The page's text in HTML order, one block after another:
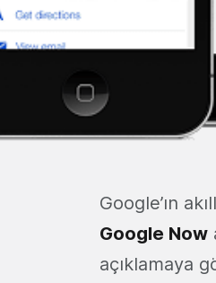
Google’ın
Google Now
açıklamaya